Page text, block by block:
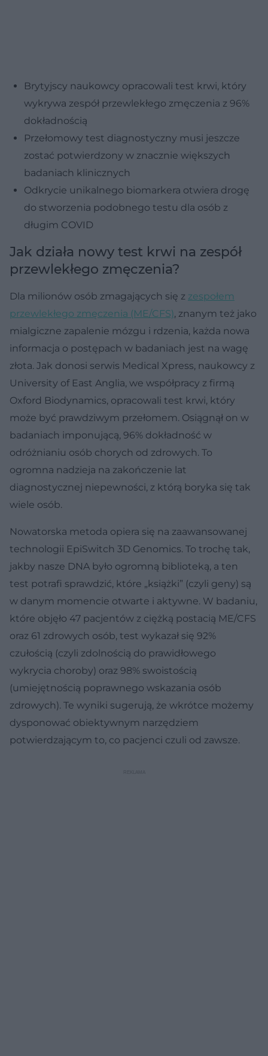
Brytyjscy naukowcy opracowali test krwi, który
wykrywa zespół przewlekłego zmęczenia z 96%
dokładnością
Przełomowy test diagnostyczny musi jeszcze
zostać potwierdzony w znacznie większych
badaniach klinicznych
Odkrycie unikalnego biomarkera otwiera drogę
do stworzenia podobnego testu dla osób z
długim COVID
Jak działa nowy test krwi na zespół
przewlekłego zmęczenia?
Dla milionów osób zmagających się z zespołem
przewlekłego zmęczenia (ME/CFS), znanym też jako
mialgiczne zapalenie mózgu i rdzenia, każda nowa
informacja o postępach w badaniach jest na wagę
złota. Jak donosi serwis Medical Xpress, naukowcy z
University of East Anglia, we współpracy z firmą
Oxford Biodynamics, opracowali test krwi, który
może być prawdziwym przełomem. Osiągnął on w
badaniach imponującą, 96% dokładność w
odróżnianiu osób chorych od zdrowych. To
ogromna nadzieja na zakończenie lat
diagnostycznej niepewności, z którą boryka się tak
wiele osób.
Nowatorska metoda opiera się na zaawansowanej
technologii EpiSwitch 3D Genomics. To trochę tak,
jakby nasze DNA było ogromną biblioteką, a ten
test potrafi sprawdzić, które „książki” (czyli geny) są
w danym momencie otwarte i aktywne. W badaniu,
które objęło 47 pacjentów z ciężką postacią ME/CFS
oraz 61 zdrowych osób, test wykazał się 92%
czułością (czyli zdolnością do prawidłowego
wykrycia choroby) oraz 98% swoistością
(umiejętnością poprawnego wskazania osób
zdrowych). Te wyniki sugerują, że wkrótce możemy
dysponować obiektywnym narzędziem
potwierdzającym to, co pacjenci czuli od zawsze.